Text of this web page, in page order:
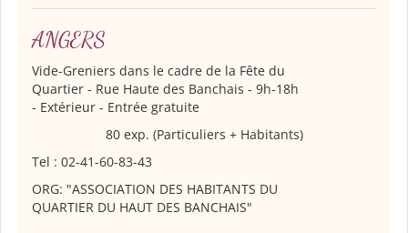
ANGERS
Vide-Greniers dans le cadre de la Fête du
Quartier - Rue Haute des Banchais - 9h-18h
- Extérieur - Entrée gratuite
80 exp. (Particuliers + Habitants)
Tel : 02-41-60-83-43
ORG: "ASSOCIATION DES HABITANTS DU
QUARTIER DU HAUT DES BANCHAIS"